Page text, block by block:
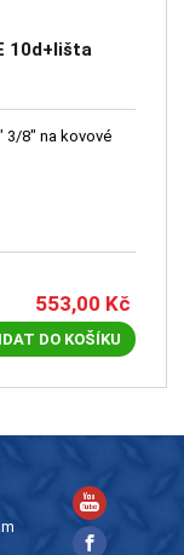
10d+lišta
553,00 Kč
DO KOŠÍKU